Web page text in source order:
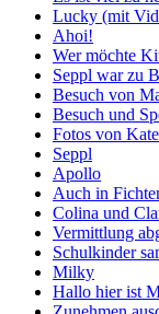
Lucky (mit
Ahoi!
Wer möchte
Seppl war zu
Besuch von
Besuch und
Fotos von
Seppl
Apollo
Auch in
Colina und
Vermittlung
Schulkinder
Milky
Hallo hier ist